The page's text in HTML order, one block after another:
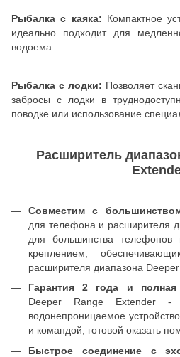
Рыбалка с каяка: Компактное
идеально подходит для
водоема.
Рыбалка с лодки: Позволяет
забросы с лодки в
поводке или использование
Расширитель
Совместим с
для телефона и расширителя
для большинства телефонов
креплением,
расширителя диапазона Deeper
Гарантия 2 года и полная
Deeper Range Extender -
водонепроницаемое
и командой, готовой оказать
Быстрое соединение с